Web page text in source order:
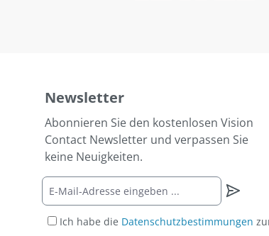
Newsletter
Abonnieren Sie den kostenlosen Vision
Contact Newsletter und verpassen Sie
keine Neuigkeiten.
Ich habe die Datenschutzbestimmungen